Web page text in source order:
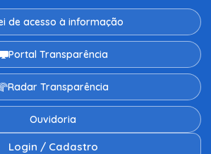
de acesso à informação
Portal Transparência
Radar Transparência
Ouvidoria
Login / Cadastro